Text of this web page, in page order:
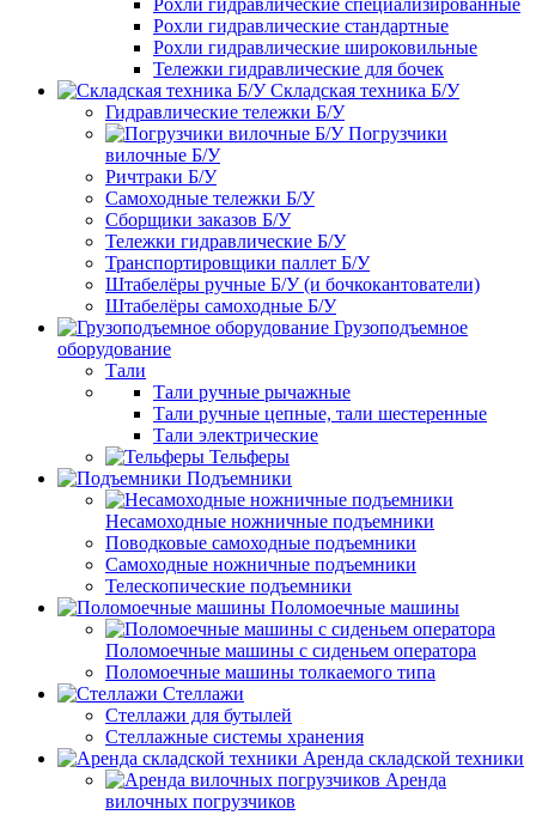
Рохли гидравлические специализированные
Рохли гидравлические стандартные
Рохли гидравлические широковильные
Тележки гидравлические для бочек
Складская техника Б/У
Гидравлические тележки Б/У
Погрузчики
вилочные Б/У
Ричтраки Б/У
Самоходные тележки Б/У
Сборщики заказов Б/У
Тележки гидравлические Б/У
Транспортировщики паллет Б/У
Штабелёры ручные Б/У (и бочкокантователи)
Штабелёры самоходные Б/У
Грузоподъемное
оборудование
Тали
Тали ручные рычажные
Тали ручные цепные, тали шестеренные
Тали электрические
Тельферы
Подъемники
Несамоходные ножничные подъемники
Поводковые самоходные подъемники
Самоходные ножничные подъемники
Телескопические подъемники
Поломоечные машины
Поломоечные машины с сиденьем оператора
Поломоечные машины толкаемого типа
Стеллажи
Стеллажи для бутылей
Стеллажные системы хранения
Аренда складской техники
Аренда
вилочных погрузчиков